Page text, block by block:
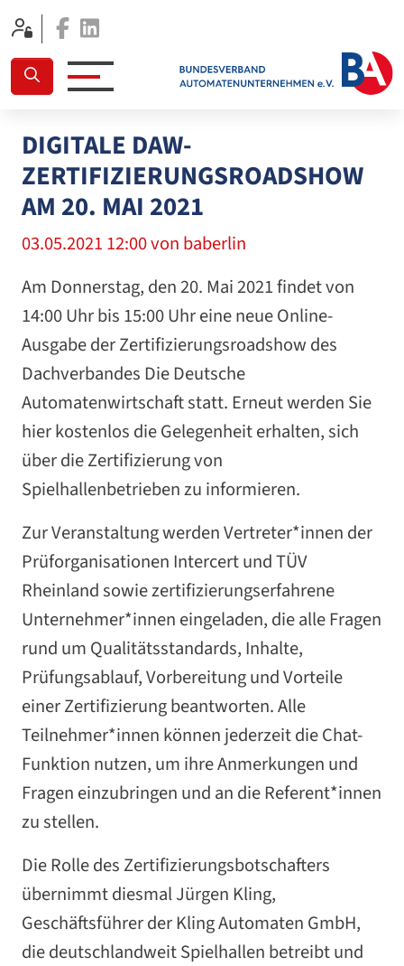
Facebook
DIGITALE DAW-
ZERTIFIZIERUNGSROADSHOW
AM 20. MAI 2021
03.05.2021 12:00von baberlin
Am Donnerstag, den 20. Mai 2021 findet von
14:00 Uhr bis 15:00 Uhr eine neue Online-
Ausgabe der Zertifizierungsroadshow des
Dachverbandes Die Deutsche
Automatenwirtschaft statt. Erneut werden Sie
hier kostenlos die Gelegenheit erhalten, sich
über die Zertifizierung von
Spielhallenbetrieben zu informieren.
Zur Veranstaltung werden Vertreter*innen der
Prüforganisationen Intercert und TÜV
Rheinland sowie zertifizierungserfahrene
Unternehmer*innen eingeladen, die alle Fragen
rund um Qualitätsstandards, Inhalte,
Prüfungsablauf, Vorbereitung und Vorteile
einer Zertifizierung beantworten. Alle
Teilnehmer*innen können jederzeit die Chat-
Funktion nutzen, um ihre Anmerkungen und
Fragen einzubringen und an die Referent*innen
zu stellen.
Die Rolle des Zertifizierungsbotschafters
übernimmt diesmal Jürgen Kling,
Geschäftsführer der Kling Automaten GmbH,
die deutschlandweit Spielhallen betreibt und